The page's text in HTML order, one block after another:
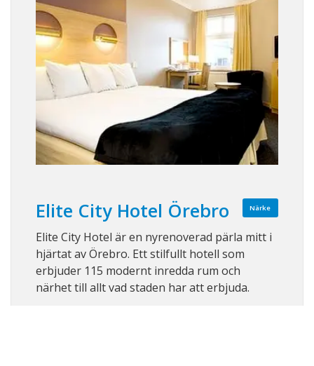
Närke
Elite City Hotel Örebro
Elite City Hotel är en nyrenoverad pärla mitt i
hjärtat av Örebro. Ett stilfullt hotell som
erbjuder 115 modernt inredda rum och
närhet till allt vad staden har att erbjuda.